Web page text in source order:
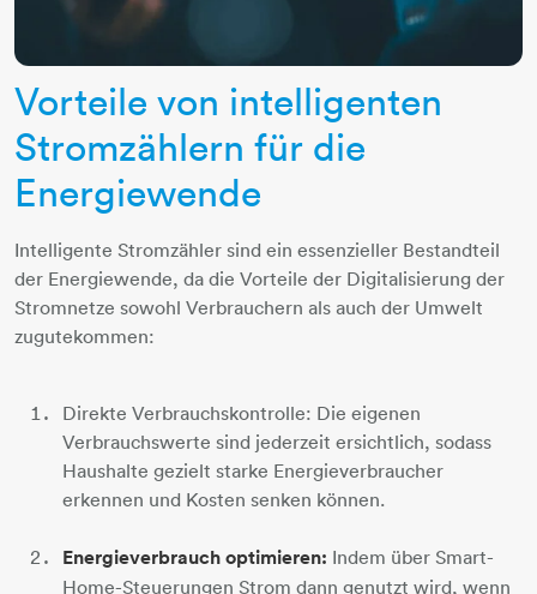
Vorteile von intelligenten
Stromzählern für die
Energiewende
Intelligente Stromzähler sind ein essenzieller Bestandteil
der Energiewende, da die Vorteile der Digitalisierung der
Stromnetze sowohl Verbrauchern als auch der Umwelt
zugutekommen:
Direkte Verbrauchskontrolle: Die eigenen
Verbrauchswerte sind jederzeit ersichtlich, sodass
Haushalte gezielt starke Energieverbraucher
erkennen und Kosten senken können.
Energieverbrauch optimieren: Indem über Smart-
Home-Steuerungen Strom dann genutzt wird, wenn